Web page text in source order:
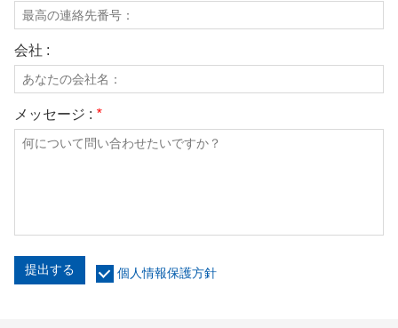
会社 :
メッセージ : *
提出する 個人情報保護方針